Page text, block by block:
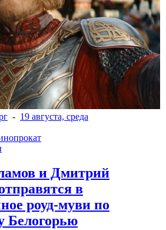
- 19 августа, среда
и Дмитрий
в
роуд-муви по
Белогорью